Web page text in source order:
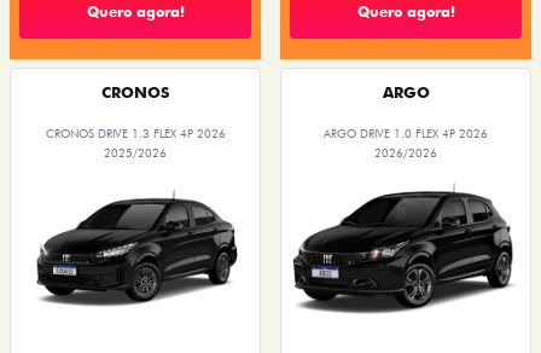
Quero agora! Quero agora!
CRONOS
CRONOS DRIVE 1.3 FLEX 4P 2026
2025/2026
ARGO
ARGO DRIVE 1.0 FLEX 4P 2026
2026/2026